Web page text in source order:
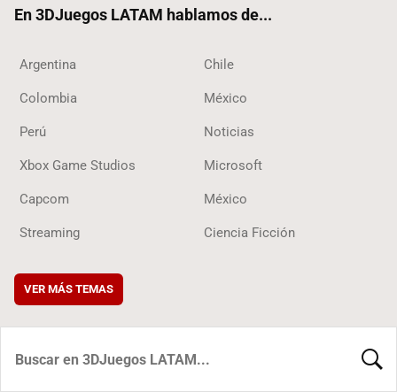
En 3DJuegos LATAM hablamos de...
Argentina Chile
Colombia México
Perú Noticias
Xbox Game Studios Microsoft
Capcom México
Streaming Ciencia Ficción
VER MÁS TEMAS